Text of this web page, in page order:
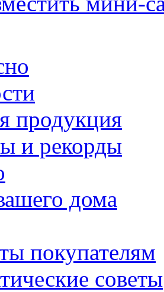
продукция
и рекорды
дома
покупателям
советы